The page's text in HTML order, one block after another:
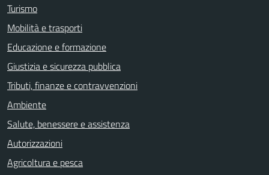
Turismo
Mobilità e trasporti
Educazione e formazione
Giustizia e sicurezza pubblica
Tributi, finanze e contravvenzioni
Ambiente
Salute, benessere e assistenza
Autorizzazioni
Agricoltura e pesca